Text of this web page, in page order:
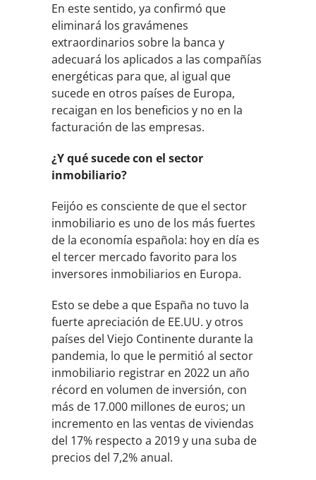
En este sentido, ya confirmó que
eliminará los gravámenes
extraordinarios sobre la banca y
adecuará los aplicados a las compañías
energéticas para que, al igual que
sucede en otros países de Europa,
recaigan en los beneficios y no en la
facturación de las empresas.
¿Y qué sucede con el sector
inmobiliario?
Feijóo es consciente de que el sector
inmobiliario es uno de los más fuertes
de la economía española: hoy en día es
el tercer mercado favorito para los
inversores inmobiliarios en Europa.
Esto se debe a que España no tuvo la
fuerte apreciación de EE.UU. y otros
países del Viejo Continente durante la
pandemia, lo que le permitió al sector
inmobiliario registrar en 2022 un año
récord en volumen de inversión, con
más de 17.000 millones de euros; un
incremento en las ventas de viviendas
del 17% respecto a 2019 y una suba de
precios del 7,2% anual.